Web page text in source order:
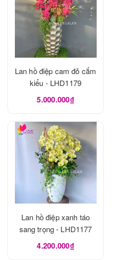
Lan hồ điệp cam đỏ cắm
kiểu - LHD1179
5.000.000₫
Lan hồ điệp xanh táo
sang trọng - LHD1177
4.200.000₫